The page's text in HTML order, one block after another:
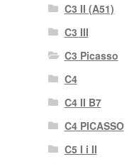
C3 II (A51)
C3 III
C3 Picasso
C4
C4 II B7
C4 PICASSO
C5 I i II